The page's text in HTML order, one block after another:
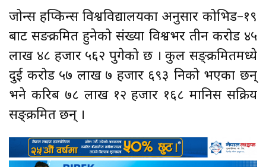
जोन्स हप्किन्स विश्वविद्यालयका अनुसार कोभिड–१९
बाट सङक्रमित हुनेको संख्या विश्वभर तीन करोड ४५
लाख ४८ हजार ५६२ पुगेको छ । कुल सङ्क्रमितमध्ये
दुई करोड ५७ लाख ७ हजार ६९३ निको भएका छन्
भने करिब ७८ लाख १२ हजार १६८ मानिस सक्रिय
सङ्क्रमित छन् ।